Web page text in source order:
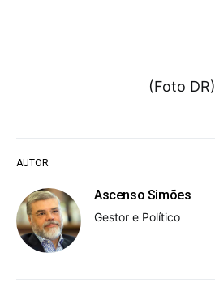
AUTOR
Ascenso Simões
Gestor e Político
(Foto DR)